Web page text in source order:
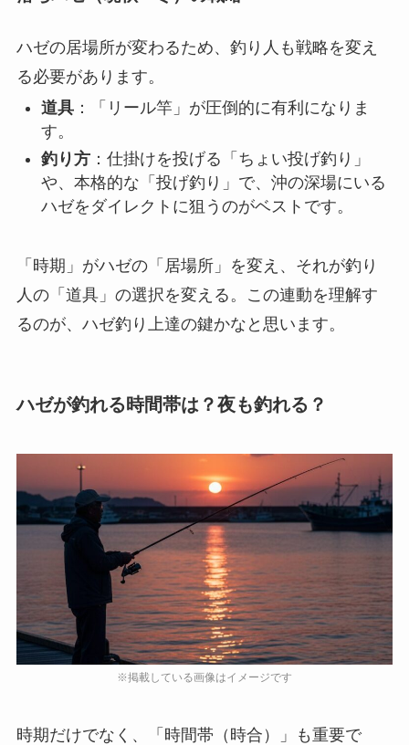
ハゼの居場所が変わるため、釣り人も戦略を変え
る必要があります。
道具：「リール竿」が圧倒的に有利になりま
す。
釣り方：仕掛けを投げる「ちょい投げ釣り」
や、本格的な「投げ釣り」で、沖の深場にいる
ハゼをダイレクトに狙うのがベストです。
「時期」がハゼの「居場所」を変え、それが釣り
人の「道具」の選択を変える。この連動を理解す
るのが、ハゼ釣り上達の鍵かなと思います。
ハゼが釣れる時間帯は？夜も釣れる？
時期だけでなく、「時間帯（時合）」も重要で